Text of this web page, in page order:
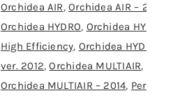
Orchidea AIR,Orchidea AIR – 2014
Orchidea HYDRO, Orchidea HYDRO
High Efficiency, Orchidea HYDRO
ver. 2012,Orchidea MULTIAIR,
Orchidea MULTIAIR – 2014,